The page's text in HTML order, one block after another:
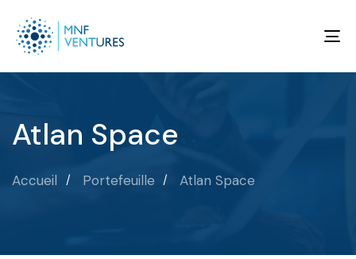
Atlan Space
Accueil Portefeuille Atlan Space